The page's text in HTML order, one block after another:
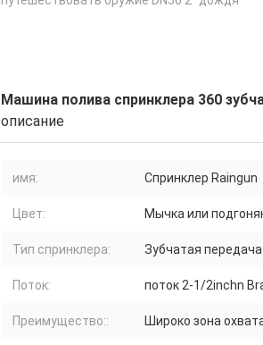
Машина полива спринклера 360
описание
имя: Спринклер Raingun
Цвет: Мычка или
Тип спринклера: Зубчатая
Поток: поток 2-1/2inchn
Преимущество:: Широко зона